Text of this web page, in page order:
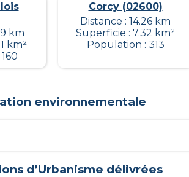
km
km²
Corcy (02600)
Distance : 14.26 km
Superficie : 7.32 km²
Population : 313
environnementale
d’Urbanisme délivrées